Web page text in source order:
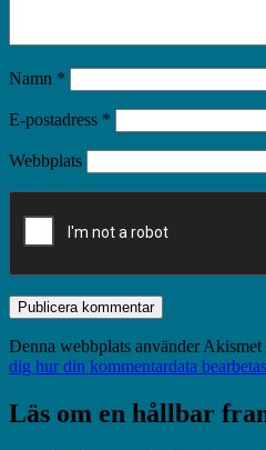
Namn *
E-postadress *
Webbplats
Denna webbplats använder
dig hur din kommentardata bearbetas
Läs om en hållbar